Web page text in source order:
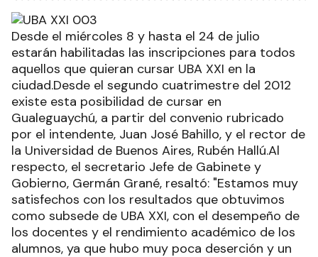
Desde el miércoles 8 y hasta el 24 de julio
estarán habilitadas las inscripciones para todos
aquellos que quieran cursar UBA XXI en la
ciudad.Desde el segundo cuatrimestre del 2012
existe esta posibilidad de cursar en
Gualeguaychú, a partir del convenio rubricado
por el intendente, Juan José Bahillo, y el rector de
la Universidad de Buenos Aires, Rubén Hallú.Al
respecto, el secretario Jefe de Gabinete y
Gobierno, Germán Grané, resaltó: "Estamos muy
satisfechos con los resultados que obtuvimos
como subsede de UBA XXI, con el desempeño de
los docentes y el rendimiento académico de los
alumnos, ya que hubo muy poca deserción y un